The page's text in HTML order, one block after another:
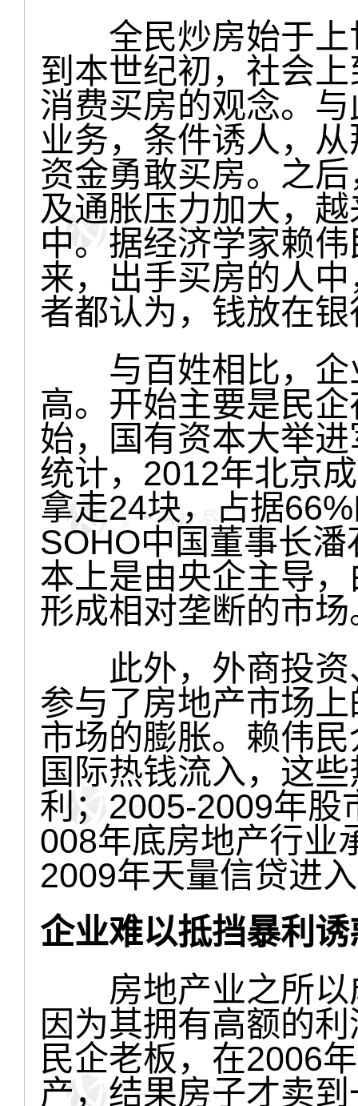
全民炒房始于上
到本世纪初，社会
消费买房的观念。
业务，条件诱人，
资金勇敢买房。之
及通胀压力加大，
中。据经济学家赖
来，出手买房的人
者都认为，钱放在
与百姓相比，企
高。开始主要是民
始，国有资本大举
统计，2012年北京
拿走24块，占据
SOHO中国董事长
本上是由央企主导
形成相对垄断的市场
此外，外商投资
参与了房地产市场
市场的膨胀。赖伟
国际热钱流入，这
利；2005-2009年股
008年底房地产行业
2009年天量信贷进
企业难以抵挡暴利诱
房地产业之所以
因为其拥有高额的
民企老板，在2006
产，结果房子才卖